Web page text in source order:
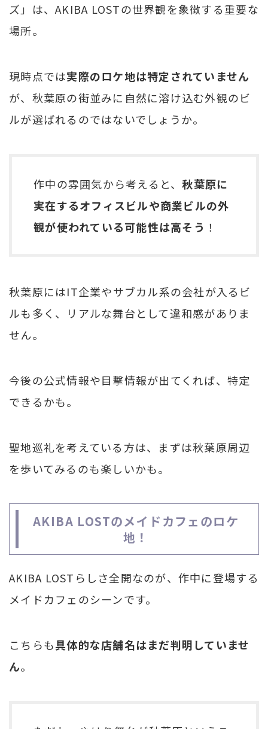
ズ」は、AKIBA LOSTの世界観を象徴する重要な
場所。
現時点では実際のロケ地は特定されていません
が、秋葉原の街並みに自然に溶け込む外観のビ
ルが選ばれるのではないでしょうか。
作中の雰囲気から考えると、秋葉原に
実在するオフィスビルや商業ビルの外
観が使われている可能性は高そう ！
秋葉原にはIT企業やサブカル系の会社が入るビ
ルも多く、リアルな舞台として違和感がありま
せん。
今後の公式情報や目撃情報が出てくれば、特定
できるかも。
聖地巡礼を考えている方は、まずは秋葉原周辺
を歩いてみるのも楽しいかも。
AKIBA LOSTのメイドカフェのロケ
地！
AKIBA LOSTらしさ全開なのが、作中に登場する
メイドカフェのシーンです。
こちらも具体的な店舗名はまだ判明していませ
ん。